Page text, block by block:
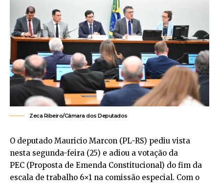
Zeca Ribeiro/Câmara dos Deputados
O deputado Mauricio Marcon (PL-RS) pediu vista
nesta segunda-feira (25) e adiou a votação da
PEC (Proposta de Emenda Constitucional) do fim da
escala de trabalho 6×1 na comissão especial. Com o